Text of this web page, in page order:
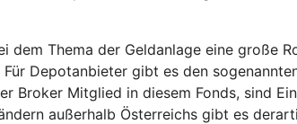
dem Thema der Geldanlage eine große
Depotanbieter gibt es den
Broker Mitglied in diesem Fonds, sind
außerhalb Österreichs gibt es